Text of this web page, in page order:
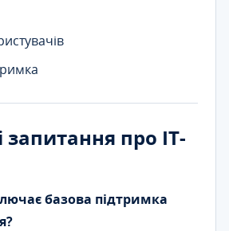
запитання про ІТ-
базова підтримка